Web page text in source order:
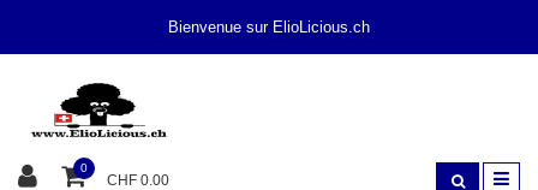
Bienvenue sur ElioLicious.ch
0
CHF 0.00